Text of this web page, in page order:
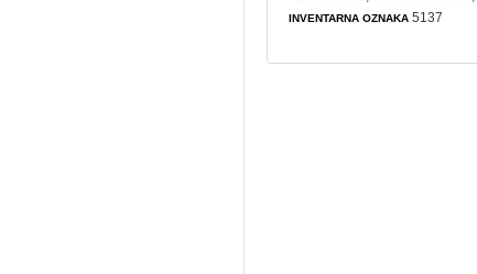
INVENTARNA OZNAKA 5137